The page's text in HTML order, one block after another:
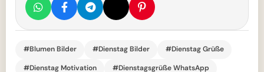
#Blumen Bilder #Dienstag Bilder
#Dienstag Grüße
#Dienstag Motivation
#Dienstagsgrüße WhatsApp